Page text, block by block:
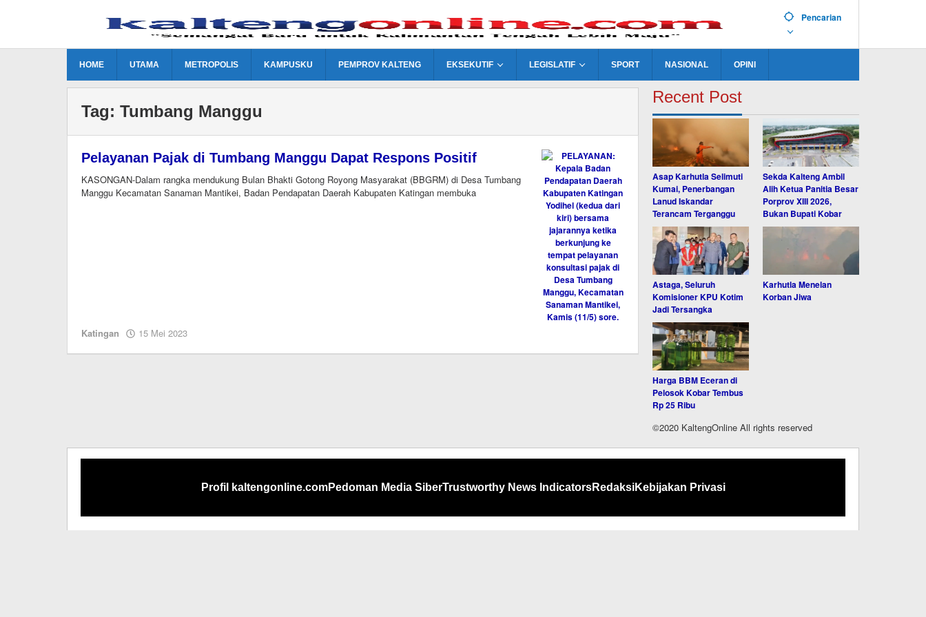
Pencarian
HOME UTAMA METROPOLIS KAMPUSKU PEMPROV KALTENG EKSEKUTIF LEGISLATIF SPORT NASIONAL OPINI
Tag: Tumbang Manggu
Pelayanan Pajak di Tumbang Manggu Dapat Respons Positif
KASONGAN-Dalam rangka mendukung Bulan Bhakti Gotong Royong Masyarakat (BBGRM) di Desa Tumbang
Manggu Kecamatan Sanaman Mantikei, Badan Pendapatan Daerah Kabupaten Katingan membuka
Katingan 15 Mei 2023
Recent Post
Asap Karhutla Selimuti
Kumai, Penerbangan
Lanud Iskandar
Terancam Terganggu
Sekda Kalteng Ambil
Alih Ketua Panitia Besar
Porprov XIII 2026,
Bukan Bupati Kobar
Astaga, Seluruh
Komisioner KPU Kotim
Jadi Tersangka
Karhutla Menelan
Korban Jiwa
Harga BBM Eceran di
Pelosok Kobar Tembus
Rp 25 Ribu
©2020 KaltengOnline All rights reserved
Profil kaltengonline.comPedoman Media SiberTrustworthy News IndicatorsRedaksiKebijakan Privasi